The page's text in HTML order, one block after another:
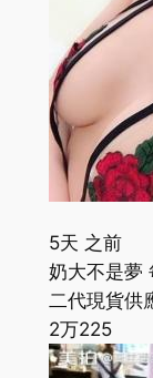
5天 之前
奶大不是夢
二代現貨供
2万225